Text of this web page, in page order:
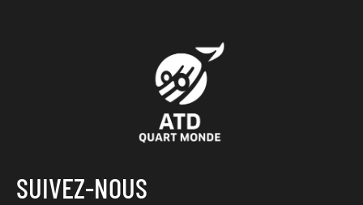
SUIVEZ-NOUS